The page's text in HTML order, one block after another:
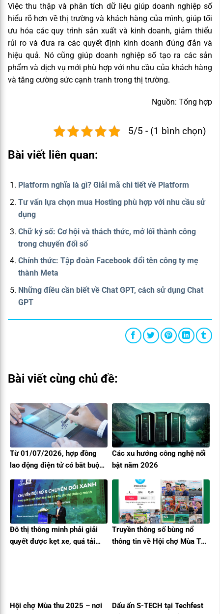
Việc thu thập và phân tích dữ liệu giúp doanh nghiệp số
hiểu rõ hơn về thị trường và khách hàng của mình, giúp tối
ưu hóa các quy trình sản xuất và kinh doanh, giảm thiểu
rủi ro và đưa ra các quyết định kinh doanh đúng đắn và
hiệu quả. Nó cũng giúp doanh nghiệp số tạo ra các sản
phẩm và dịch vụ mới phù hợp với nhu cầu của khách hàng
và tăng cường sức cạnh tranh trong thị trường.
Nguồn: Tổng hợp
5/5 - (1 bình chọn)
Bài viết liên quan:
Platform nghĩa là gì? Giải mã chi tiết về Platform
Tư vấn lựa chọn mua Hosting phù hợp với nhu cầu sử
dụng
Chữ ký số: Cơ hội và thách thức, mở lối thành công
trong chuyển đổi số
Chính thức: Tập đoàn Facebook đổi tên công ty mẹ
thành Meta
Những điều cần biết về Chat GPT, cách sử dụng Chat
GPT
Bài viết cùng chủ đề:
Từ 01/07/2026, hợp đồng
lao động điện tử có bắt buộc
hiểu đúng
Các xu hướng công nghệ nổi
bật năm 2026
Đô thị thông minh phải giải
quyết được kẹt xe, quá tải
Truyền thông số bùng nổ
thông tin về Hội chợ Mùa Thu
Hội chợ Mùa thu 2025 – nơi
Dấu ấn S-TECH tại Techfest